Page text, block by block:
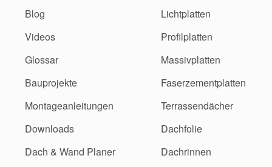
Blog
Videos
Glossar
Bauprojekte
Montageanleitungen
Downloads
Dach & Wand Planer
Lichtplatten
Profilplatten
Massivplatten
Faserzementplatten
Terrassendächer
Dachfolie
Dachrinnen